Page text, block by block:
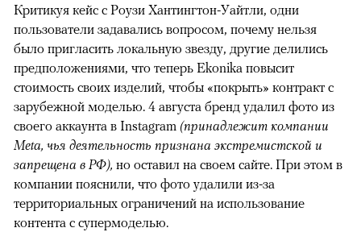
Критикуя кейс с Роузи Хантингтон-Уайтли, одни
пользователи задавались вопросом, почему нельзя
было пригласить локальную звезду, другие делились
предположениями, что теперь Ekonika повысит
стоимость своих изделий, чтобы «покрыть» контракт с
зарубежной моделью. 4 августа бренд удалил фото из
своего аккаунта в Instagram (принадлежит компании
Meta, чья деятельность признана экстремистской и
запрещена в РФ), но оставил на своем сайте. При этом в
компании пояснили, что фото удалили из-за
территориальных ограничений на использование
контента с супермоделью.